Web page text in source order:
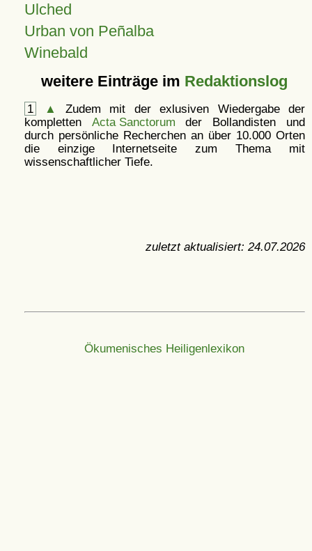
Ulched
Urban von Peñalba
Winebald
weitere Einträge im Redaktionslog
1 ▲
Zudem mit der exlusiven Wiedergabe der
kompletten Acta Sanctorum der Bollandisten und
durch persönliche Recherchen an über 10.000 Orten
die einzige Internetseite zum Thema mit
wissenschaftlicher Tiefe.
zuletzt aktualisiert: 24.07.2026
Ökumenisches Heiligenlexikon